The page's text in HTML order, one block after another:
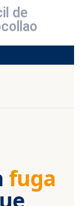
de